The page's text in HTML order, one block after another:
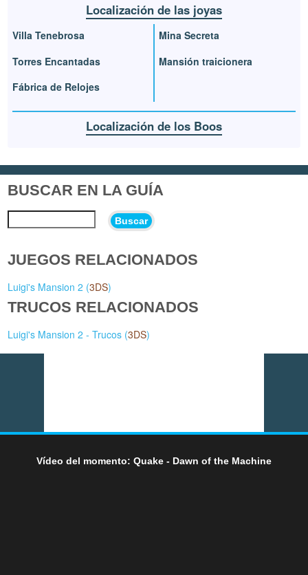
Localización de las joyas
Villa Tenebrosa
Torres Encantadas
Fábrica de Relojes
Mina Secreta
Mansión traicionera
Localización de los Boos
BUSCAR EN LA GUÍA
Buscar
JUEGOS RELACIONADOS
Luigi's Mansion 2 (3DS)
TRUCOS RELACIONADOS
Luigi's Mansion 2 - Trucos (3DS)
Vídeo del momento: Quake - Dawn of the Machine